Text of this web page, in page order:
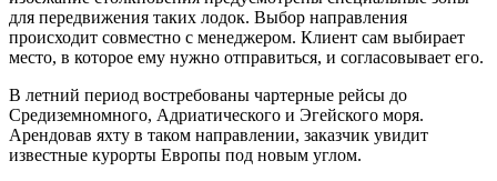
для передвижения таких лодок. Выбор направления
происходит совместно с менеджером. Клиент сам выбирает
место, в которое ему нужно отправиться, и согласовывает его.
В летний период востребованы чартерные рейсы до
Средиземномного, Адриатического и Эгейского моря.
Арендовав яхту в таком направлении, заказчик увидит
известные курорты Европы под новым углом.